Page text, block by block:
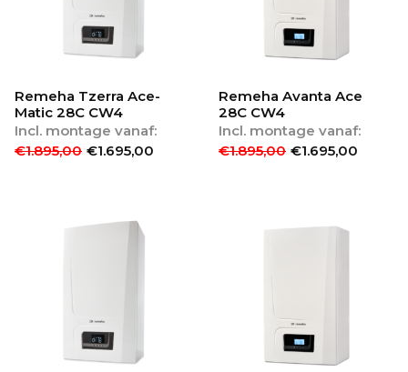
Remeha Tzerra Ace-
Matic 28C CW4
Incl. montage vanaf:
€1.895,00 €1.695,00
Remeha Avanta Ace
28C CW4
Incl. montage vanaf:
€1.895,00 €1.695,00